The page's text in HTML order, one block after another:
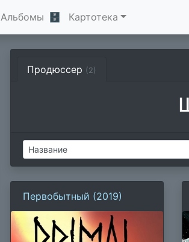
Альбомы 🗄 Картотека
Продюссер (2)
Первобытный (2019)